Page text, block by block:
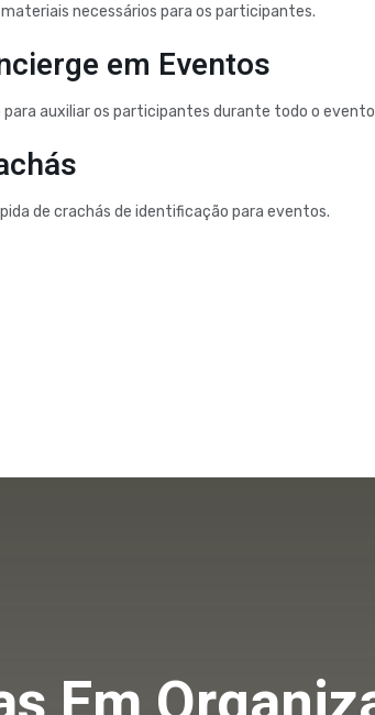
necessários para os participantes.
em Eventos
auxiliar os participantes durante todo o
de crachás de identificação para eventos.